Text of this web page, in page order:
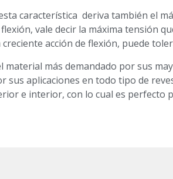
característica deriva también el
vale decir la máxima tensión
creciente acción de flexión, puede
material más demandado por sus
sus aplicaciones en todo tipo de
e interior, con lo cual es perfecto